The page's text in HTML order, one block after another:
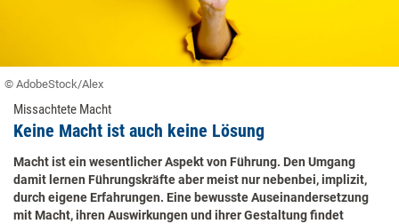
© AdobeStock/Alex
Missachtete Macht
Keine Macht ist auch keine Lösung
Macht ist ein wesentlicher Aspekt von Führung. Den Umgang
damit lernen Führungskräfte aber meist nur nebenbei, implizit,
durch eigene Erfahrungen. Eine bewusste Auseinandersetzung
mit Macht, ihren Auswirkungen und ihrer Gestaltung findet